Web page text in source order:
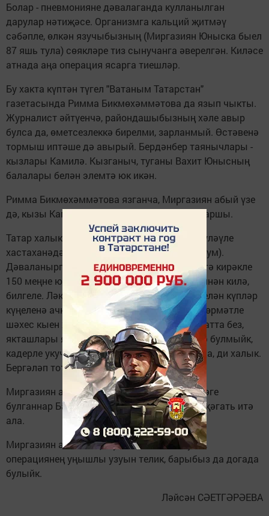
Болар - пневмонияне дәвалаганда кулланылган
дарулар нәтиҗәсе. Организмга кальций җитмәү
сәбәпле, өлкән язучыбызның (Миргазиян Юныска быел
87 яшь тула) сөякләре тиз сынучанга әверелгән. Киләсе
атнада аңа операция ясарга тиешләр.
Бу хакта күптән түгел "Ватаным Татарстан"
газетасында Римма Бикмөхәммәтова да язып чыкты.
Журналист әйтүенчә, райондашыбызның хәле авыр
булса да, өметсезлеккә бирелми, зарланмый. Өстәвенә
тормыш иптәше дә авырый. Бердәнбер таянычлары -
кызлары Камилә. Кызганыч, туганы Вахит Юнысның
балалары белән элемтә юк икән.
Римма Бикмөхәммәтова язганча, Миргазиян абый үзе
дә, кызы Камилә дә акча соранып йөрүгә каршы.
Татар халык язучысы булган якташыбыз түләүле
хастаханәдә дәвалана (тәүлегенә бер мең сум).
Дәваланырга, даруларга акчаны, операциягә кирәкле
150 меңне юнәтү кызлары Камиләнең хәленнән килә,
билгеле. Ләкин бит эш анда түгел. Иҗаты белән күпләр
күңеленә ачкыч тапкан, утны-суны кичкән хөрмәтле
шәхес кыен хәлдә калган икән, беренче чиратта без,
якташлары ярдәм итәргә тиешбез. Битараф булмыйк,
кадерле укучыларыбыз. Ил төкерсә, күл була, ди халык.
Бергәләп тотынганда бу хәлебездән килә.
Миргазиян абый Юныска ярдәм итәргә теләге
булганнар Баулы үзәк китапханәсенә мөрәҗәгать итә
ала.
Миргазиян абыйның терелеп, аякка басуын,
операциянең уңышлы узуын телик, барыбыз да догада
булыйк.
Ләйсән СӘЕТГӘРӘЕВА